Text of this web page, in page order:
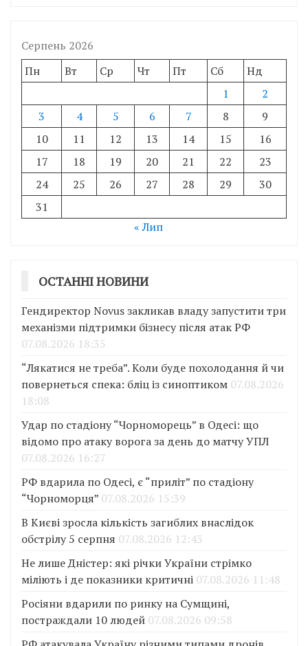
Серпень 2026
Пн
Вт Ср Чт Пт Сб
Нд
1
2
3
4 5 6 7 8
9
10
11 12 13 14 15
16
17
18 19 20 21 22
23
24
25 26 27 28 29
30
31
« Лип
ОСТАННІ НОВИНИ
Гендиректор Novus закликав владу запустити три
механізми підтримки бізнесу після атак РФ
07.08.2026 18:35
“Лякатися не треба”. Коли буде похолодання й чи
повернеться спека: бліц із синоптиком 07.08.2026
18:08
Удар по стадіону “Чорноморець” в Одесі: що
відомо про атаку ворога за день до матчу УПЛ
07.08.2026 16:27
РФ вдарила по Одесі, є “приліт” по стадіону
“Чорноморця” 07.08.2026 15:39
В Києві зросла кількість загиблих внаслідок
обстрілу 5 серпня 07.08.2026 12:43
Не лише Дністер: які річки України стрімко
міліють і де показники критичні 07.08.2026 11:48
Росіяни вдарили по ринку на Сумщині,
постраждали 10 людей 07.08.2026 09:58